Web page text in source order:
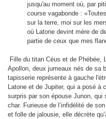
jusqu'au moment où, par
course vagabonde :
sur la terre, moi sur les
où Latone devint mère de
partie de ceux que mes
Fille du titan Céus et de Phébée,
Apollon, deux jumeaux nés de sa
tapisserie représente à gauche
Latone et de Jupiter, qui a posé à
surpris par son épouse Junon, qui
char. Furieuse de l’infidélité de
et folle de jalousie, elle décrète